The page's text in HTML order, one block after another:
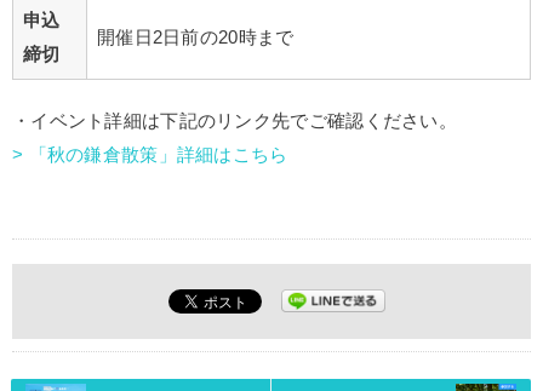
申込
締切
開催日2日前の20時まで
・イベント詳細は下記のリンク先でご確認ください。
> 「秋の鎌倉散策」詳細はこちら